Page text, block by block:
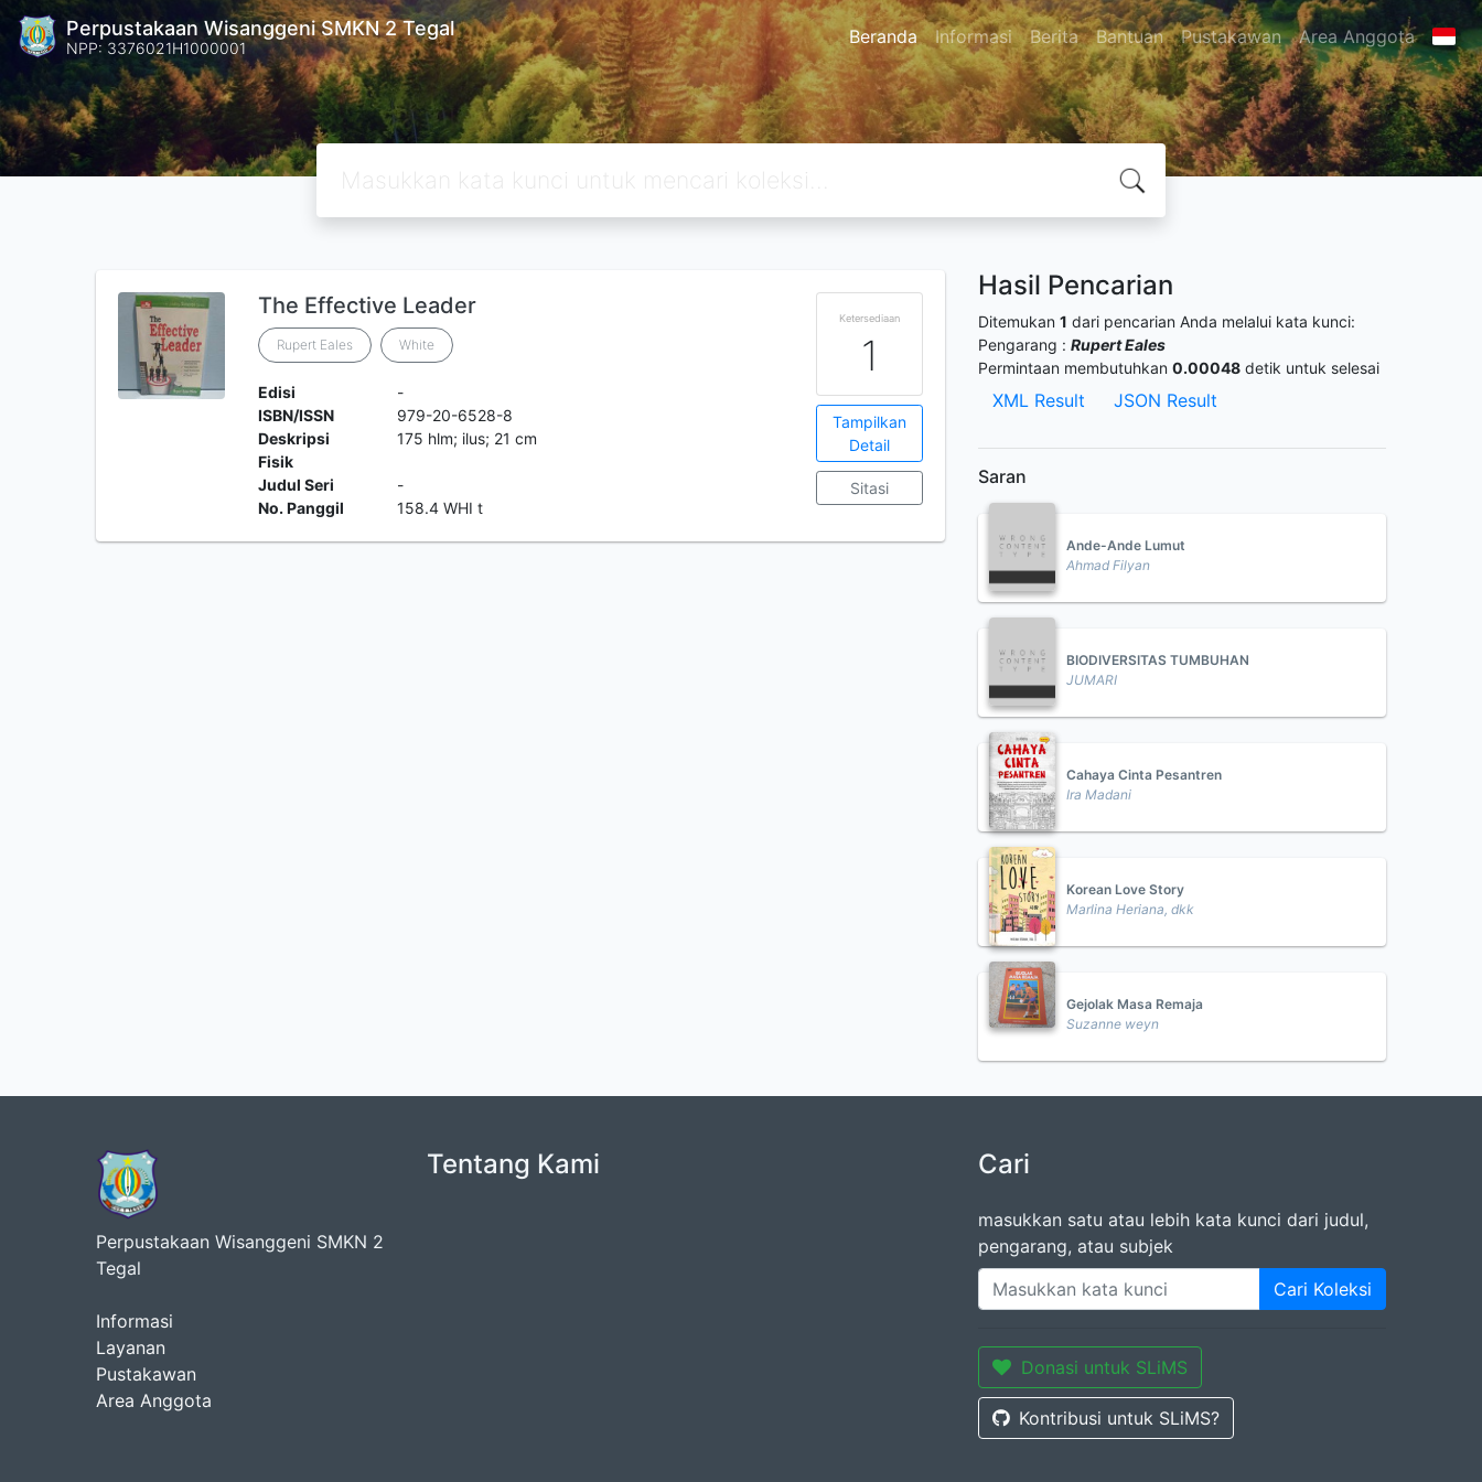
Perpustakaan Wisanggeni SMKN 2 Tegal
NPP: 3376021H1000001 Beranda Informasi Berita Bantuan Pustakawan Area Anggota
The Effective Leader
Rupert Eales White
Edisi
-
ISBN/ISSN
979-20-6528-8
Deskripsi
Fisik
175 hlm; ilus; 21 cm
Judul Seri
-
No. Panggil
158.4 WHI t
Ketersediaan
1
Tampilkan
Detail
Sitasi
Hasil Pencarian
Ditemukan 1 dari pencarian Anda melalui kata kunci:
Pengarang : Rupert Eales
Permintaan membutuhkan 0.00048 detik untuk selesai
XML Result JSON Result
Saran
Ande-Ande Lumut
Ahmad Filyan
BIODIVERSITAS TUMBUHAN
JUMARI
Cahaya Cinta Pesantren
Ira Madani
Korean Love Story
Marlina Heriana, dkk
Gejolak Masa Remaja
Suzanne weyn
Perpustakaan Wisanggeni SMKN 2
Tegal
Informasi
Layanan
Pustakawan
Area Anggota
Tentang Kami Cari
masukkan satu atau lebih kata kunci dari judul,
pengarang, atau subjek
Cari Koleksi
Donasi untuk SLiMS
Kontribusi untuk SLiMS?